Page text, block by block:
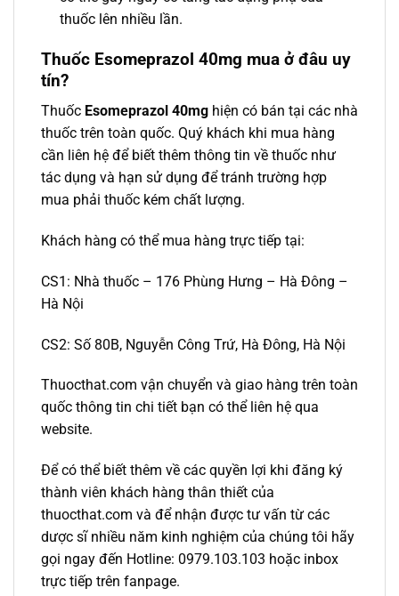
thuốc lên nhiều lần.
Thuốc Esomeprazol 40mg mua ở đâu uy
tín?
Thuốc Esomeprazol 40mg hiện có bán tại các nhà
thuốc trên toàn quốc. Quý khách khi mua hàng
cần liên hệ để biết thêm thông tin về thuốc như
tác dụng và hạn sử dụng để tránh trường hợp
mua phải thuốc kém chất lượng.
Khách hàng có thể mua hàng trực tiếp tại:
CS1: Nhà thuốc – 176 Phùng Hưng – Hà Đông –
Hà Nội
CS2: Số 80B, Nguyễn Công Trứ, Hà Đông, Hà Nội
Thuocthat.com vận chuyển và giao hàng trên toàn
quốc thông tin chi tiết bạn có thể liên hệ qua
website.
Để có thể biết thêm về các quyền lợi khi đăng ký
thành viên khách hàng thân thiết của
thuocthat.com và để nhận được tư vấn từ các
dược sĩ nhiều năm kinh nghiệm của chúng tôi hãy
gọi ngay đến Hotline: 0979.103.103 hoặc inbox
trực tiếp trên fanpage.